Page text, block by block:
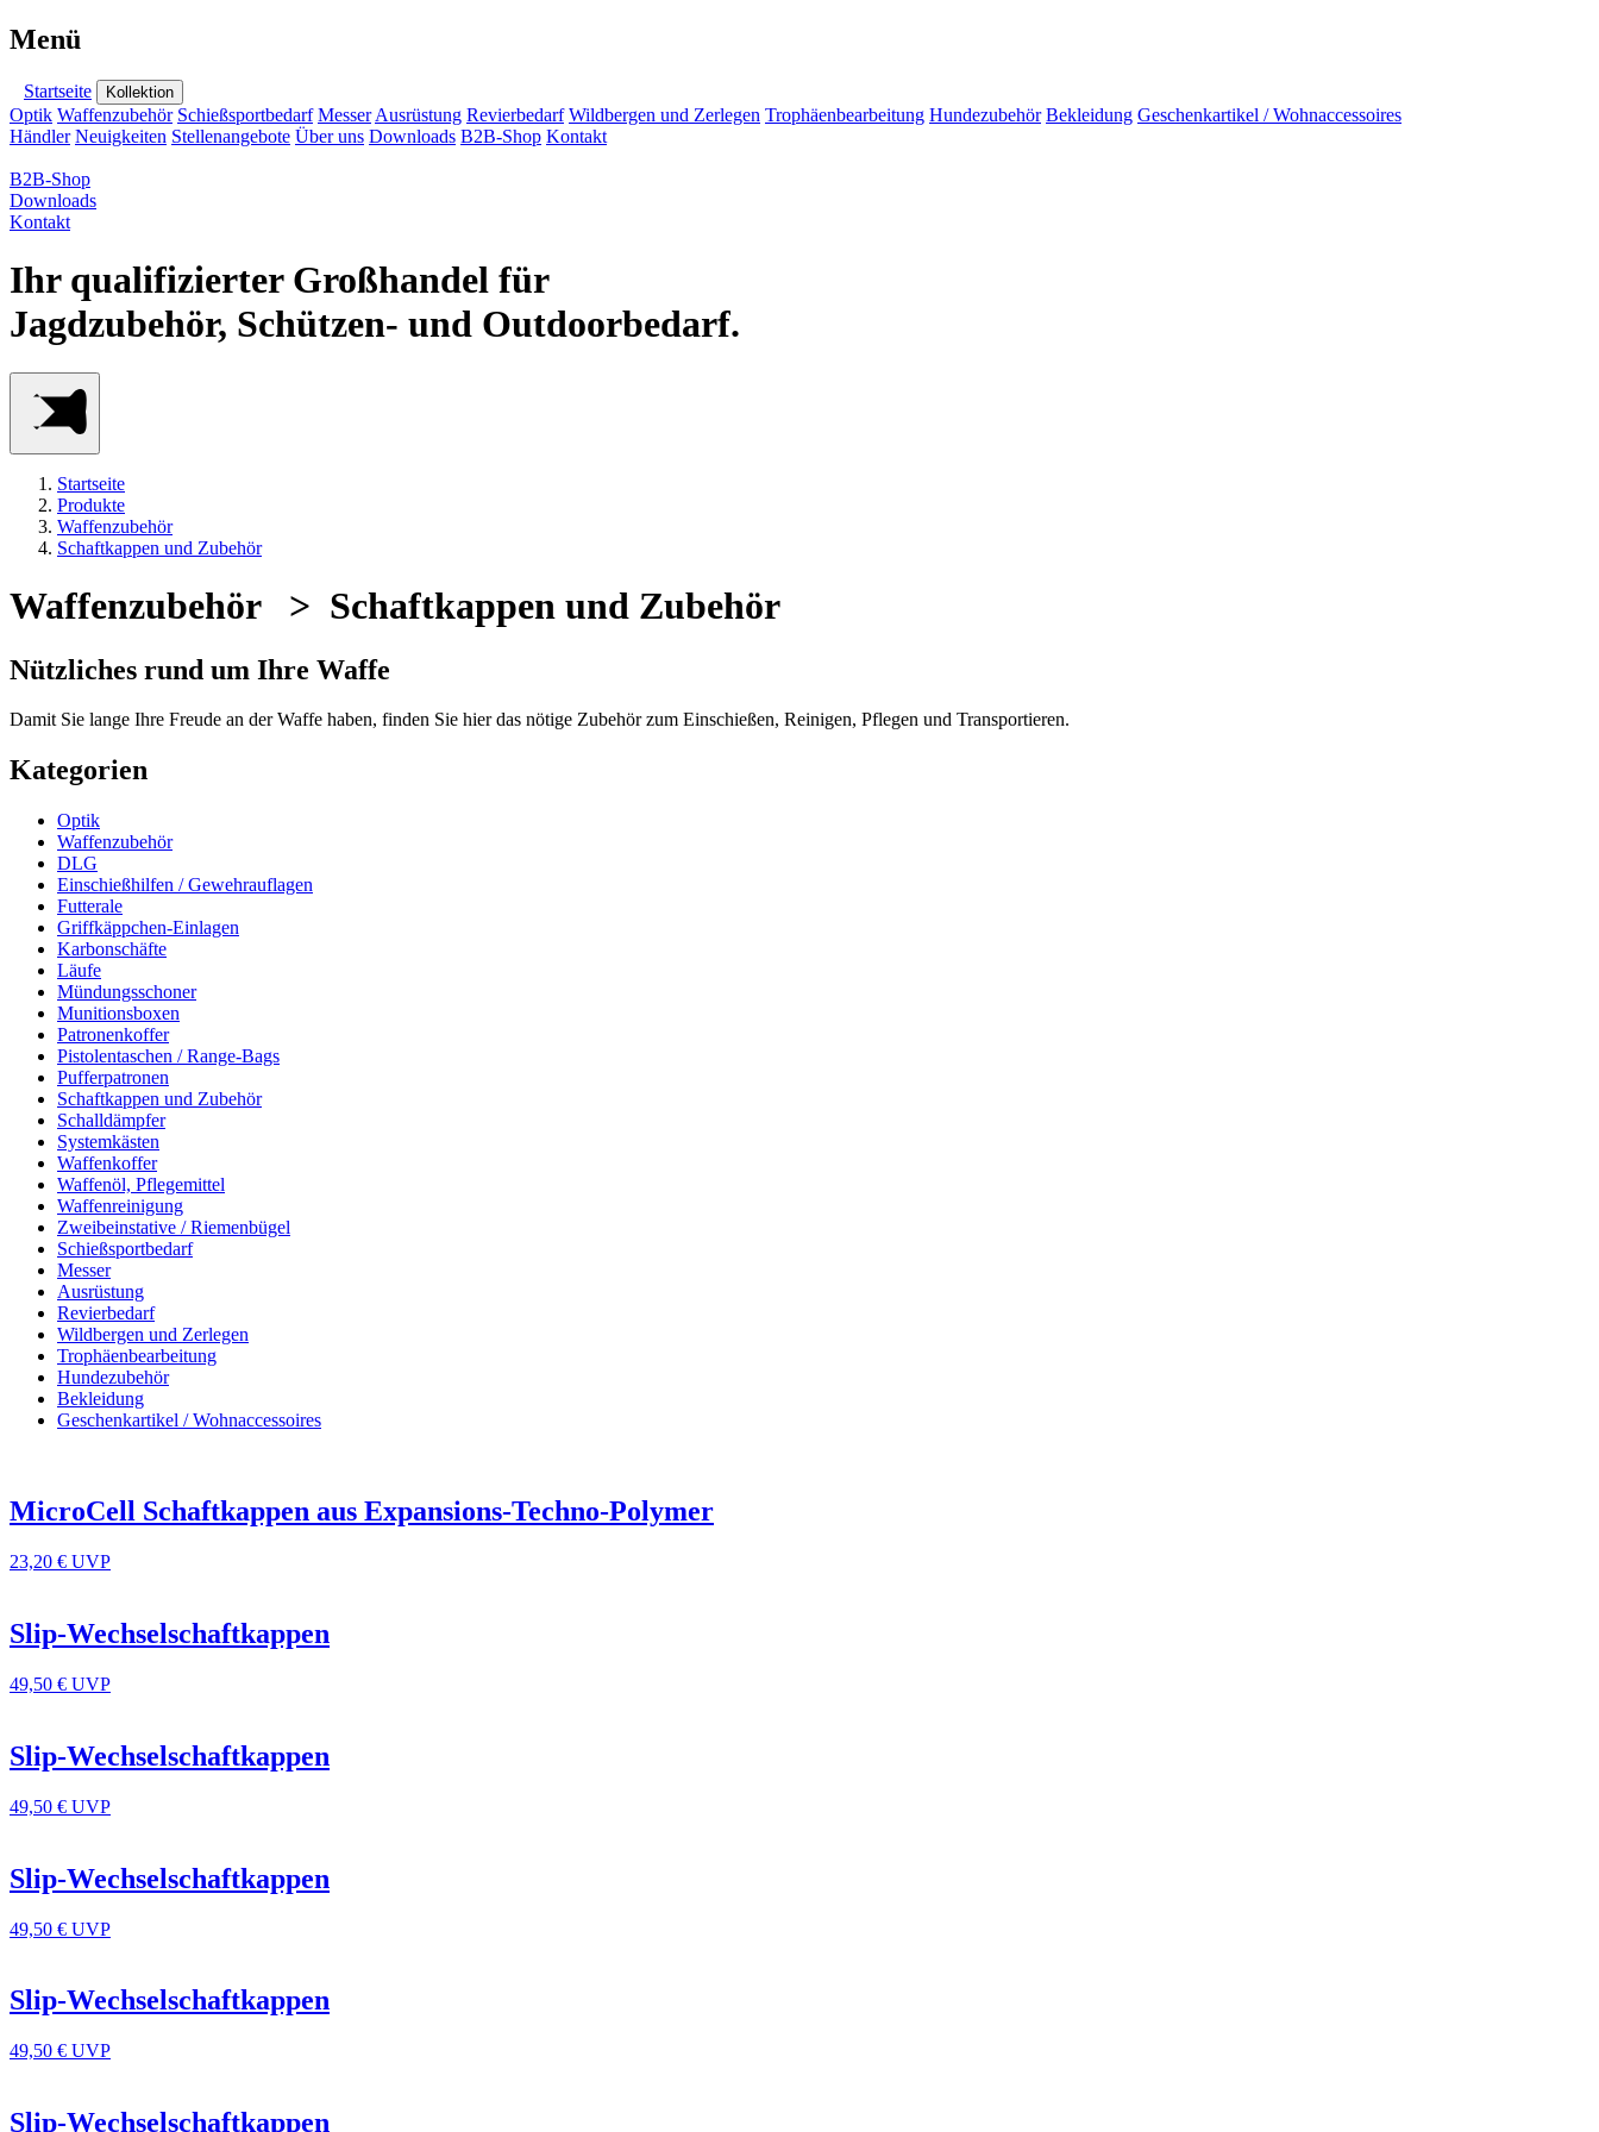
Menü
Startseite Kollektion
Optik Waffenzubehör Schießsportbedarf Messer Ausrüstung Revierbedarf Wildbergen und Zerlegen Trophäenbearbeitung Hundezubehör Bekleidung Geschenkartikel / Wohnaccessoires
Händler Neuigkeiten Stellenangebote Über uns Downloads B2B-Shop Kontakt
B2B-Shop
Downloads
Kontakt
Ihr qualifizierter Großhandel für
Jagdzubehör, Schützen- und Outdoorbedarf.
Startseite
Produkte
Waffenzubehör
Schaftkappen und Zubehör
Waffenzubehör > Schaftkappen und Zubehör
Nützliches rund um Ihre Waffe
Damit Sie lange Ihre Freude an der Waffe haben, finden Sie hier das nötige Zubehör zum Einschießen, Reinigen, Pflegen und Transportieren.
Kategorien
Optik
Waffenzubehör
DLG
Einschießhilfen / Gewehrauflagen
Futterale
Griffkäppchen-Einlagen
Karbonschäfte
Läufe
Mündungsschoner
Munitionsboxen
Patronenkoffer
Pistolentaschen / Range-Bags
Pufferpatronen
Schaftkappen und Zubehör
Schalldämpfer
Systemkästen
Waffenkoffer
Waffenöl, Pflegemittel
Waffenreinigung
Zweibeinstative / Riemenbügel
Schießsportbedarf
Messer
Ausrüstung
Revierbedarf
Wildbergen und Zerlegen
Trophäenbearbeitung
Hundezubehör
Bekleidung
Geschenkartikel / Wohnaccessoires
MicroCell Schaftkappen aus Expansions-Techno-Polymer
23,20 € UVP
Slip-Wechselschaftkappen
49,50 € UVP
Slip-Wechselschaftkappen
49,50 € UVP
Slip-Wechselschaftkappen
49,50 € UVP
Slip-Wechselschaftkappen
49,50 € UVP
Slip-Wechselschaftkappen